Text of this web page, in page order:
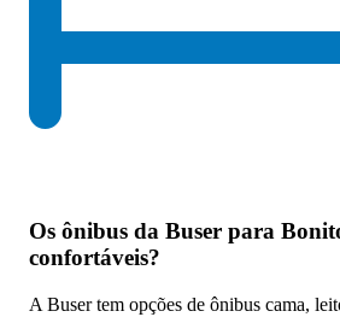
Os ônibus da Buser para
confortáveis?
A Buser tem opções de ônibus cama,